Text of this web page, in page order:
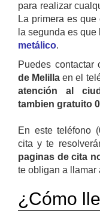
para realizar
La primera es
la segunda es que
metálico.
Puedes contactar
de Melilla en el
atención al
tambien gratuito
En este teléfono
cita y te
paginas de cita
te obligan a llamar
¿Cómo